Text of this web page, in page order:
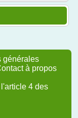
générales
à propos
4 des